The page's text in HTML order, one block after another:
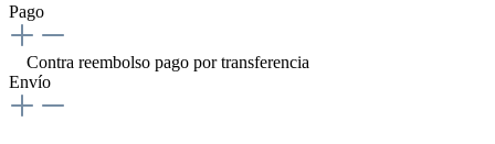
Pago
Contra reembolso pago por transferencia
Envío